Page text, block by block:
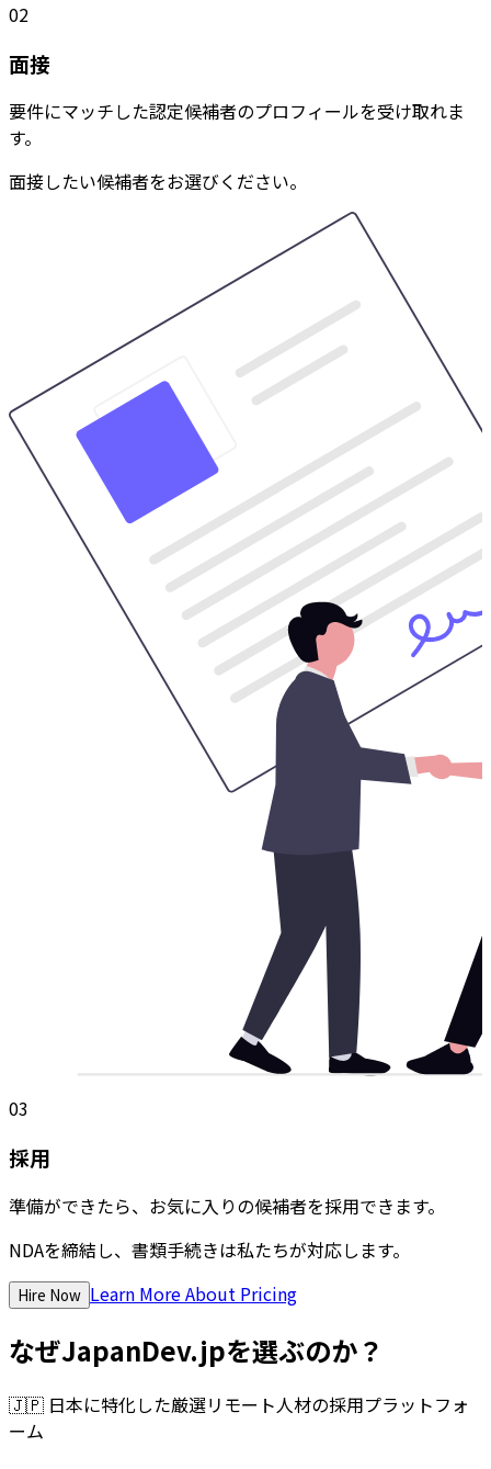
02
面接
要件にマッチした認定候補者のプロフィールを受け取れま
す。
面接したい候補者をお選びください。
03
採用
準備ができたら、お気に入りの候補者を採用できます。
NDAを締結し、書類手続きは私たちが対応します。
Hire Now Learn More About Pricing
なぜJapanDev.jpを選ぶのか？
🇯🇵 日本に特化した厳選リモート人材の採用プラットフォ
ーム